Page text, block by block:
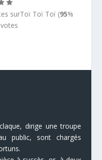
surToï Toï Toï (95%
votes
dirige une troupe
public, sont chargés